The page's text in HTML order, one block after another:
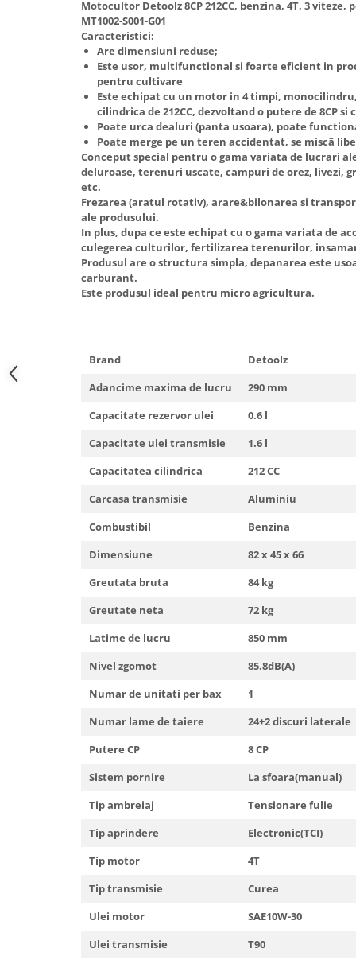
Nivela de masurat
Pistoale de impact electrice si
Pistoale de vopsit
Polizoare electrice de banc si
Rindele si freze pentru lemn
Redresoare auto - roboti de
Suflante cu aer cald
Scari metalice
Truse de scule
Truse de lipit PPR
Ventuze cu brate pentru transport
Vibratoare beton
Hote Telescopice
Hote Traditionale
Hote Incorporabile
Accesorii, consumabile hote
Masini de tocat carne
Masini de carnati ( CARNATARI )
Masini de spalat vase
Masini de spalat vase incorporabile
Masini de spalat vase
independente
Masini de spalat rufe
Masini de spalat rufe incorporabile
Masini de spalat rufe cu uscator
Masini de facut paine
Pachete electrocasnice
SANDWICH MAKER
Storcatoare de fructe
Motocultor Detoolz 8CP 212CC, benzina, 4T, 3
MT1002-S001-G01
Caracteristici:
Are dimensiuni reduse;
Este usor, multifunctional si foarte eficient in
pentru cultivare
Este echipat cu un motor in 4 timpi,
cilindrica de 212CC, dezvoltand o putere de 8CP
Poate urca dealuri (panta usoara), poate
Poate merge pe un teren accidentat, se miscӑ
Conceput special pentru o gama variata de lucrari
deluroase, terenuri uscate, campuri de orez, livezi,
etc.
Frezarea (aratul rotativ), arare&bilonarea si
ale produsului.
In plus, dupa ce este echipat cu o gama variata de
culegerea culturilor, fertilizarea terenurilor,
Produsul are o structura simpla, depanarea este
carburant.
Este produsul ideal pentru micro agricultura.
Brand
Detoolz
Adancime maxima de lucru
290 mm
Capacitate rezervor ulei
0.6 l
Capacitate ulei transmisie
1.6 l
Capacitatea cilindrica
212 CC
Carcasa transmisie
Aluminiu
Combustibil
Benzina
Dimensiune
82 x 45 x 66
Greutata bruta
84 kg
Greutate neta
72 kg
Latime de lucru
850 mm
Nivel zgomot
85.8dB(A)
Numar de unitati per bax
1
Numar lame de taiere
24+2 discuri laterale
Putere CP
8 CP
Sistem pornire
La sfoara(manual)
Tip ambreiaj
Tensionare fulie
Tip aprindere
Electronic(TCI)
Tip motor
4T
Tip transmisie
Curea
Ulei motor
SAE10W-30
Ulei transmisie
T90